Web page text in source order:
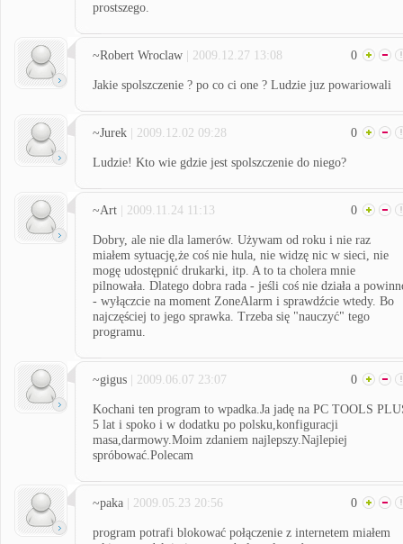
prostszego.
~Robert Wroclaw | 2009.12.27 13:08 0
Jakie spolszczenie ? po co ci one ? Ludzie juz powariowali
~Jurek | 2009.12.02 09:28 0
Ludzie! Kto wie gdzie jest spolszczenie do niego?
~Art | 2009.11.24 11:13 0
Dobry, ale nie dla lamerów. Używam od roku i nie raz
miałem sytuację,że coś nie hula, nie widzę nic w sieci, nie
mogę udostępnić drukarki, itp. A to ta cholera mnie
pilnowała. Dlatego dobra rada - jeśli coś nie działa a
- wyłączcie na moment ZoneAlarm i sprawdźcie wtedy. Bo
najczęściej to jego sprawka. Trzeba się "nauczyć" tego
programu.
~gigus | 2009.06.07 23:07 0
Kochani ten program to wpadka.Ja jadę na PC TOOLS
5 lat i spoko i w dodatku po polsku,konfiguracji
masa,darmowy.Moim zdaniem najlepszy.Najlepiej
spróbować.Polecam
~paka | 2009.05.23 20:56 0
program potrafi blokować połączenie z internetem miałem